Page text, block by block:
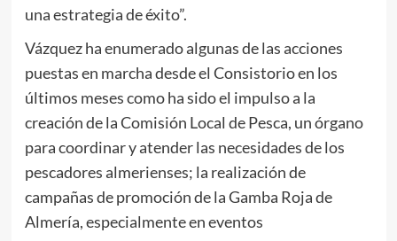
una estrategia de éxito”.
Vázquez ha enumerado algunas de las acciones
puestas en marcha desde el Consistorio en los
últimos meses como ha sido el impulso a la
creación de la Comisión Local de Pesca, un órgano
para coordinar y atender las necesidades de los
pescadores almerienses; la realización de
campañas de promoción de la Gamba Roja de
Almería, especialmente en eventos